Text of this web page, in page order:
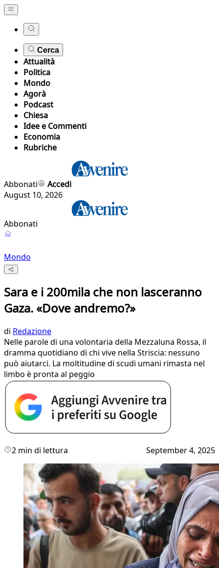
Cerca
Attualità
Politica
Mondo
Agorà
Podcast
Chiesa
Idee e Commenti
Economia
Rubriche
Abbonati
Accedi
August 10, 2026
Abbonati
Mondo
Sara e i 200mila che non lasceranno
Gaza. «Dove andremo?»
di Redazione
Nelle parole di una volontaria della Mezzaluna Rossa, il
dramma quotidiano di chi vive nella Striscia: nessuno
può aiutarci. La moltitudine di scudi umani rimasta nel
limbo è pronta al peggio
2 min di lettura September 4, 2025